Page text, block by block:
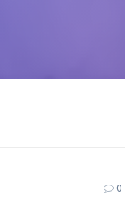
0